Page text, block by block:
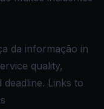
da informação in
quality,
Links to